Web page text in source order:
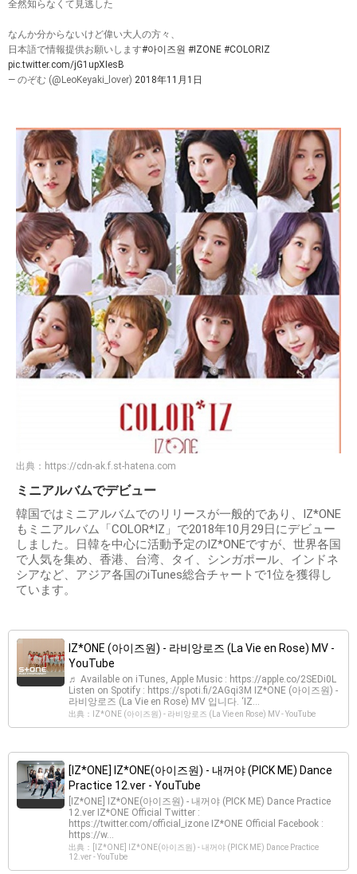
全然知らなくて見逃した
なんか分からないけど偉い大人の方々、
日本語で情報提供お願いします#아이즈원 #IZONE #COLORIZ
pic.twitter.com/jG1upXIesB
— のぞむ (@LeoKeyaki_lover) 2018年11月1日
出典： https://cdn-ak.f.st-hatena.com
ミニアルバムでデビュー
韓国ではミニアルバムでのリリースが一般的であり、IZ*ONE
もミニアルバム「COLOR*IZ」で2018年10月29日にデビュー
しました。日韓を中心に活動予定のIZ*ONEですが、世界各国
で人気を集め、香港、台湾、タイ、シンガポール、インドネ
シアなど、アジア各国のiTunes総合チャートで1位を獲得し
ています。
IZ*ONE (아이즈원) - 라비앙로즈 (La Vie en Rose) MV -
YouTube
♬ Available on iTunes, Apple Music : https://apple.co/2SEDi0L
Listen on Spotify : https://spoti.fi/2AGqi3M IZ*ONE (아이즈원) -
라비앙로즈 (La Vie en Rose) MV 입니다. ‘IZ...
出典：IZ*ONE (아이즈원) - 라비앙로즈 (La Vie en Rose) MV - YouTube
[IZ*ONE] IZ*ONE(아이즈원) - 내꺼야 (PICK ME) Dance
Practice 12.ver - YouTube
[IZ*ONE] IZ*ONE(아이즈원) - 내꺼야 (PICK ME) Dance Practice
12.ver IZ*ONE Official Twitter :
https://twitter.com/official_izone IZ*ONE Official Facebook :
https://w...
出典：[IZ*ONE] IZ*ONE(아이즈원) - 내꺼야 (PICK ME) Dance Practice
12.ver - YouTube